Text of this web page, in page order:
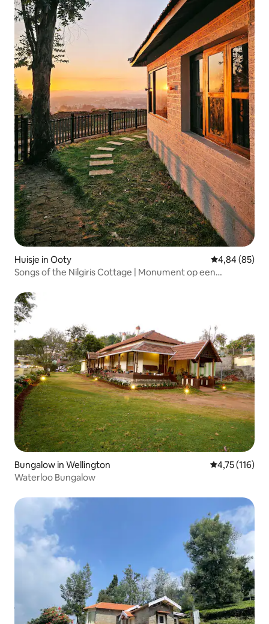
Huisje in Ooty Gemiddelde
4,84 (85)
Songs of the Nilgiris Cottage | Monument op een
Bungalow in Wellington Gemiddelde
4,75 (116)
Waterloo Bungalow